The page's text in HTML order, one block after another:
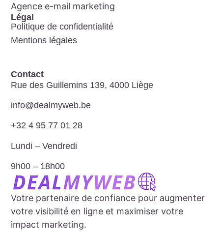
Votre partenaire de confiance pour augmenter
votre visibilité en ligne et maximiser votre
impact marketing.
Agence e-mail marketing
Légal
Politique de confidentialité
Mentions légales
Contact
Rue des Guillemins 139, 4000 Liège
info@dealmyweb.be​
+32 4 95 77 01 28​
Lundi – Vendredi​
9h00 – 18h00​